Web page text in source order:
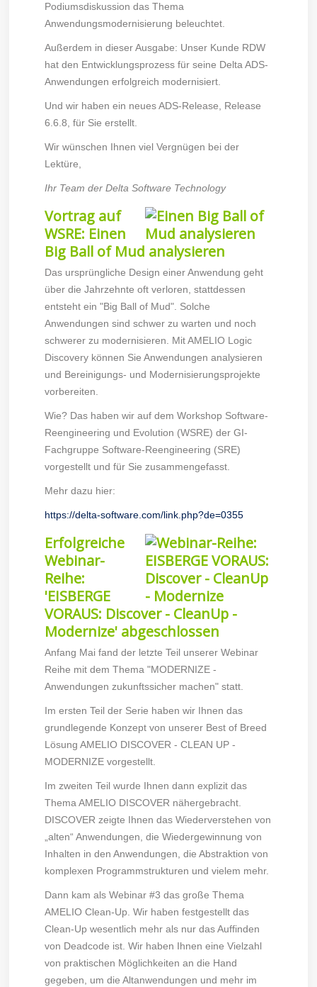
Podiumsdiskussion das Thema
Anwendungsmodernisierung beleuchtet.
Außerdem in dieser Ausgabe: Unser Kunde RDW
hat den Entwicklungsprozess für seine Delta ADS-
Anwendungen erfolgreich modernisiert.
Und wir haben ein neues ADS-Release, Release
6.6.8, für Sie erstellt.
Wir wünschen Ihnen viel Vergnügen bei der
Lektüre,
Ihr Team der Delta Software Technology
Vortrag auf
WSRE: Einen
Big Ball of Mud analysieren
Das ursprüngliche Design einer Anwendung geht
über die Jahrzehnte oft verloren, stattdessen
entsteht ein "Big Ball of Mud". Solche
Anwendungen sind schwer zu warten und noch
schwerer zu modernisieren. Mit AMELIO Logic
Discovery können Sie Anwendungen analysieren
und Bereinigungs- und Modernisierungsprojekte
vorbereiten.
Wie? Das haben wir auf dem Workshop Software-
Reengineering und Evolution (WSRE) der GI-
Fachgruppe Software-Reengineering (SRE)
vorgestellt und für Sie zusammengefasst.
Mehr dazu hier:
https://delta-software.com/link.php?de=0355
Erfolgreiche
Webinar-
Reihe:
'EISBERGE
VORAUS: Discover - CleanUp -
Modernize' abgeschlossen
Anfang Mai fand der letzte Teil unserer Webinar
Reihe mit dem Thema "MODERNIZE -
Anwendungen zukunftssicher machen" statt.
Im ersten Teil der Serie haben wir Ihnen das
grundlegende Konzept von unserer Best of Breed
Lösung AMELIO DISCOVER - CLEAN UP -
MODERNIZE vorgestellt.
Im zweiten Teil wurde Ihnen dann explizit das
Thema AMELIO DISCOVER nähergebracht.
DISCOVER zeigte Ihnen das Wiederverstehen von
„alten“ Anwendungen, die Wiedergewinnung von
Inhalten in den Anwendungen, die Abstraktion von
komplexen Programmstrukturen und vielem mehr.
Dann kam als Webinar #3 das große Thema
AMELIO Clean-Up. Wir haben festgestellt das
Clean-Up wesentlich mehr als nur das Auffinden
von Deadcode ist. Wir haben Ihnen eine Vielzahl
von praktischen Möglichkeiten an die Hand
gegeben, um die Altanwendungen und mehr im